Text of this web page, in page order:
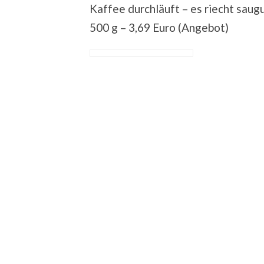
Kaffee durchläuft – es riecht
500 g – 3,69 Euro (Angebot)